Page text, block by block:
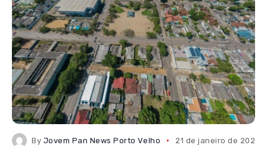
By Jovem Pan News Porto Velho 21 de janeiro de 2026